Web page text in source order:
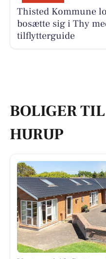
Thisted Kommune
bosætte sig i Thy
tilflytterguide
BOLIGER
HURUP